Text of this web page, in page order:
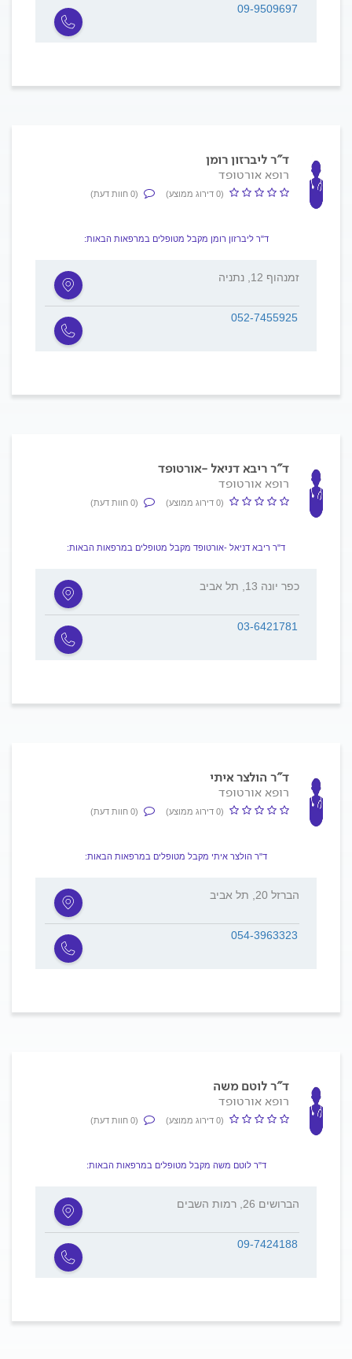
09-9509697
ד"ר ליברזון רומן
רופא אורטופד
(0 דירוג ממוצע) (0 חוות דעת)
ד"ר ליברזון רומן מקבל מטופלים במרפאות הבאות:
זמנהוף 12, נתניה
052-7455925
ד"ר ריבא דניאל -אורטופד
רופא אורטופד
(0 דירוג ממוצע) (0 חוות דעת)
ד"ר ריבא דניאל -אורטופד מקבל מטופלים במרפאות הבאות:
כפר יונה 13, תל אביב
03-6421781
ד"ר הולצר איתי
רופא אורטופד
(0 דירוג ממוצע) (0 חוות דעת)
ד"ר הולצר איתי מקבל מטופלים במרפאות הבאות:
הברזל 20, תל אביב
054-3963323
ד"ר לוטם משה
רופא אורטופד
(0 דירוג ממוצע) (0 חוות דעת)
ד"ר לוטם משה מקבל מטופלים במרפאות הבאות:
הברושים 26, רמות השבים
09-7424188